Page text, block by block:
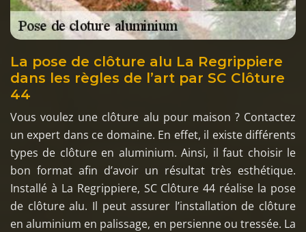
La pose de clôture alu La Regrippiere
dans les règles de l’art par SC Clôture
44
Vous voulez une clôture alu pour maison ? Contactez
un expert dans ce domaine. En effet, il existe différents
types de clôture en aluminium. Ainsi, il faut choisir le
bon format afin d’avoir un résultat très esthétique.
Installé à La Regrippiere, SC Clôture 44 réalise la pose
de clôture alu. Il peut assurer l’installation de clôture
en aluminium en palissage, en persienne ou tressée. La